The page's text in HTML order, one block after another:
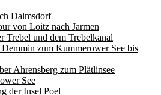
Dalmsdorf
von Loitz nach Jarmen
Trebel und dem Trebelkanal
Demmin zum Kummerower See bis
Ahrensberg zum Plätlinsee
See
der Insel Poel